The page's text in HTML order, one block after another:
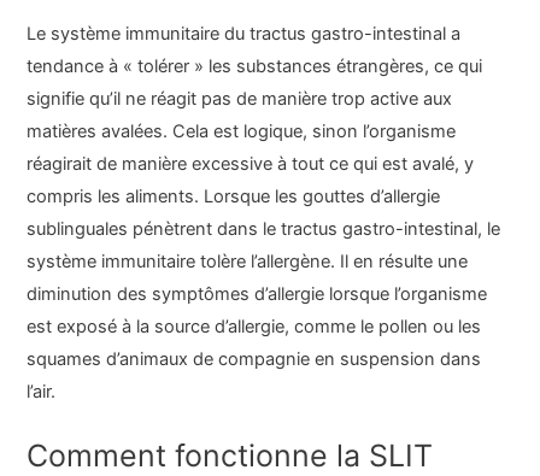
Le système immunitaire du tractus gastro-intestinal a
tendance à « tolérer » les substances étrangères, ce qui
signifie qu’il ne réagit pas de manière trop active aux
matières avalées. Cela est logique, sinon l’organisme
réagirait de manière excessive à tout ce qui est avalé, y
compris les aliments. Lorsque les gouttes d’allergie
sublinguales pénètrent dans le tractus gastro-intestinal, le
système immunitaire tolère l’allergène. Il en résulte une
diminution des symptômes d’allergie lorsque l’organisme
est exposé à la source d’allergie, comme le pollen ou les
squames d’animaux de compagnie en suspension dans
l’air.
Comment fonctionne la SLIT